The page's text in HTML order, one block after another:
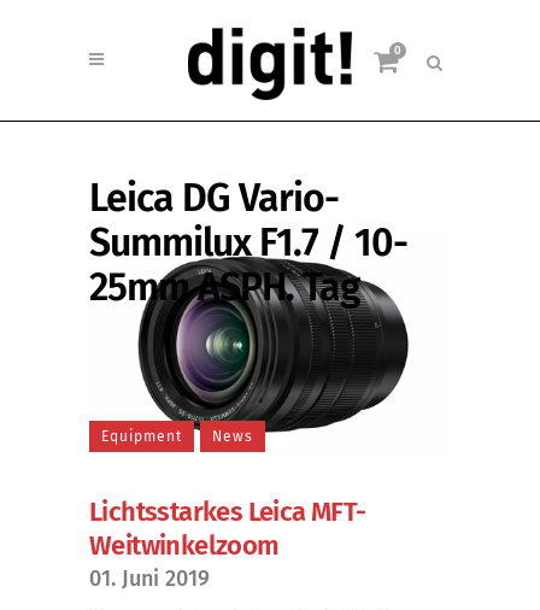
0
Leica DG Vario-
Summilux F1.7 / 10-
25mm ASPH. Tag
Equipment News
Lichtsstarkes Leica MFT-
Weitwinkelzoom
01. Juni 2019